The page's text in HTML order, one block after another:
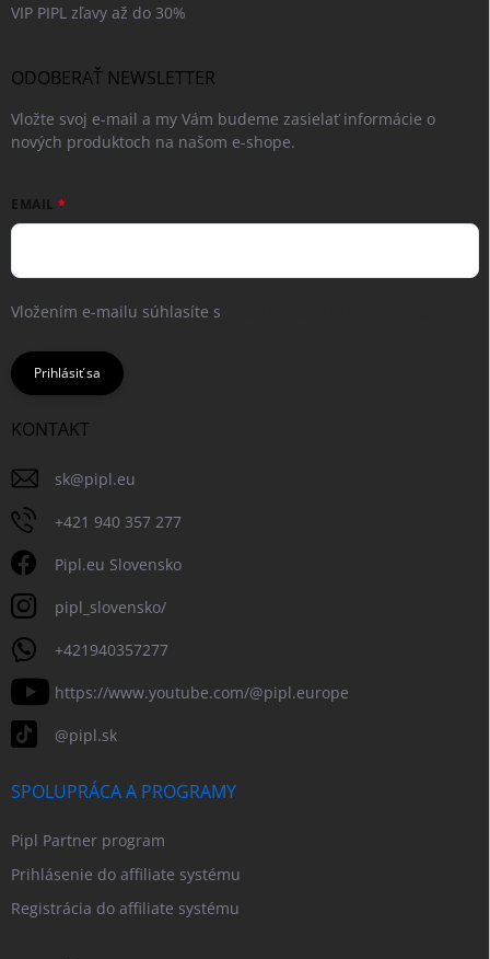
VIP PIPL zľavy až do 30%
ODOBERAŤ NEWSLETTER
Vložte svoj e-mail a my Vám budeme zasielať informácie o
nových produktoch na našom e-shope.
EMAIL
Vložením e-mailu súhlasíte s
Prihlásiť sa
KONTAKT
sk@pipl.eu
+421 940 357 277
Pipl.eu Slovensko
pipl_slovensko/
+421940357277
https://www.youtube.com/@pipl.europe
@pipl.sk
SPOLUPRÁCA A PROGRAMY
Pipl Partner program
Prihlásenie do affiliate systému
Registrácia do affiliate systému